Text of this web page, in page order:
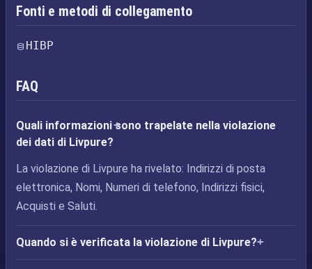
Fonti e metodi di collegamento
HIBP
FAQ
Quali informazioni sono trapelate nella violazione
dei dati di Livpure?
La violazione di Livpure ha rivelato: Indirizzi di posta
elettronica, Nomi, Numeri di telefono, Indirizzi fisici,
Acquisti e Saluti.
Quando si è verificata la violazione di Livpure?